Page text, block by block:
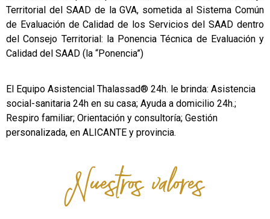
Territorial del SAAD de la GVA, sometida al Sistema Común
de Evaluación de Calidad de los Servicios del SAAD dentro
del Consejo Territorial: la Ponencia Técnica de Evaluación y
Calidad del SAAD (la “Ponencia”)
El Equipo Asistencial Thalassad® 24h. le brinda: Asistencia
social-sanitaria 24h en su casa; Ayuda a domicilio 24h.;
Respiro familiar; Orientación y consultoría; Gestión
personalizada, en ALICANTE y provincia.
Nuestros valores